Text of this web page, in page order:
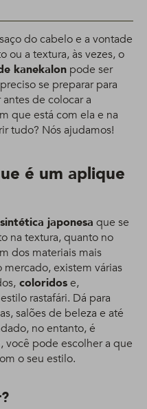
do cabelo e a vontade
ou a textura, às vezes, o
kanekalon pode ser
se preparar para
de colocar a
que está com ela e na
tudo? Nós ajudamos!
é um aplique
japonesa que se
na textura, quanto no
dos materiais mais
mercado, existem várias
coloridose,
rastafári. Dá para
salões de beleza e até
no entanto, é
você pode escolher a que
o seu estilo.